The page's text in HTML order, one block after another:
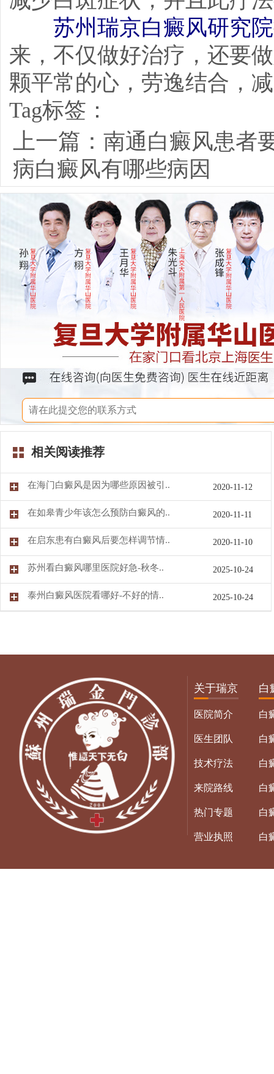
苏州瑞京白癜风研究院
来，不仅做好治疗，还要
颗平常的心，劳逸结合，
Tag标签：
上一篇： 南通白癜风患者
病白癜风有哪些病因
相关阅读推荐
在海门白癜风是因为哪些原因被引.. 2020-11-12
在如皋青少年该怎么预防白癜风的.. 2020-11-11
在启东患有白癜风后要怎样调节情.. 2020-11-10
苏州看白癜风哪里医院好急-秋冬.. 2025-10-24
泰州白癜风医院看哪好-不好的情.. 2025-10-24
关于瑞京
医院简介
医生团队
技术疗法
来院路线
热门专题
营业执照
白
白
白
白
白
白
白